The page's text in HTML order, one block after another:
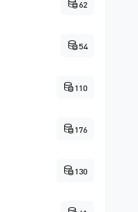
62
54
110
176
130